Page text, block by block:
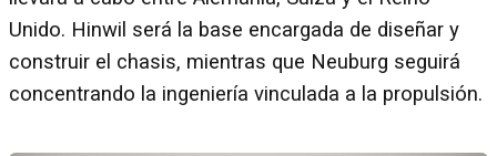
Unido. Hinwil será la base encargada de diseñar y
construir el chasis, mientras que Neuburg seguirá
concentrando la ingeniería vinculada a la propulsión.